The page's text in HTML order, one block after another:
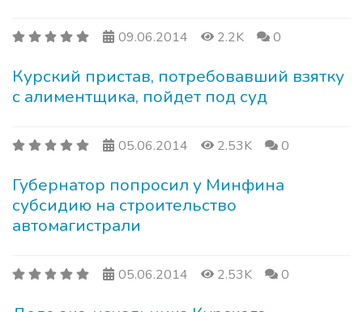
09.06.2014 2.2K 0
Курский пристав, потребовавший взятку
с алиментщика, пойдет под суд
05.06.2014 2.53K 0
Губернатор попросил у Минфина
субсидию на строительство
автомагистрали
05.06.2014 2.53K 0